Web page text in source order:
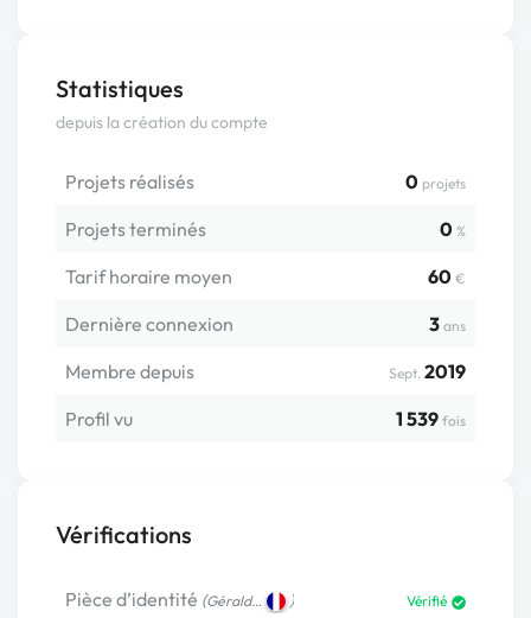
Statistiques
depuis la création du compte
Projets réalisés 0 projets
Projets terminés 0 %
Tarif horaire moyen 60 €
Dernière connexion 3 ans
Membre depuis Sept. 2019
Profil vu
1 539 fois
Vérifications
Pièce d’identité (Gérald… ) Vérifié